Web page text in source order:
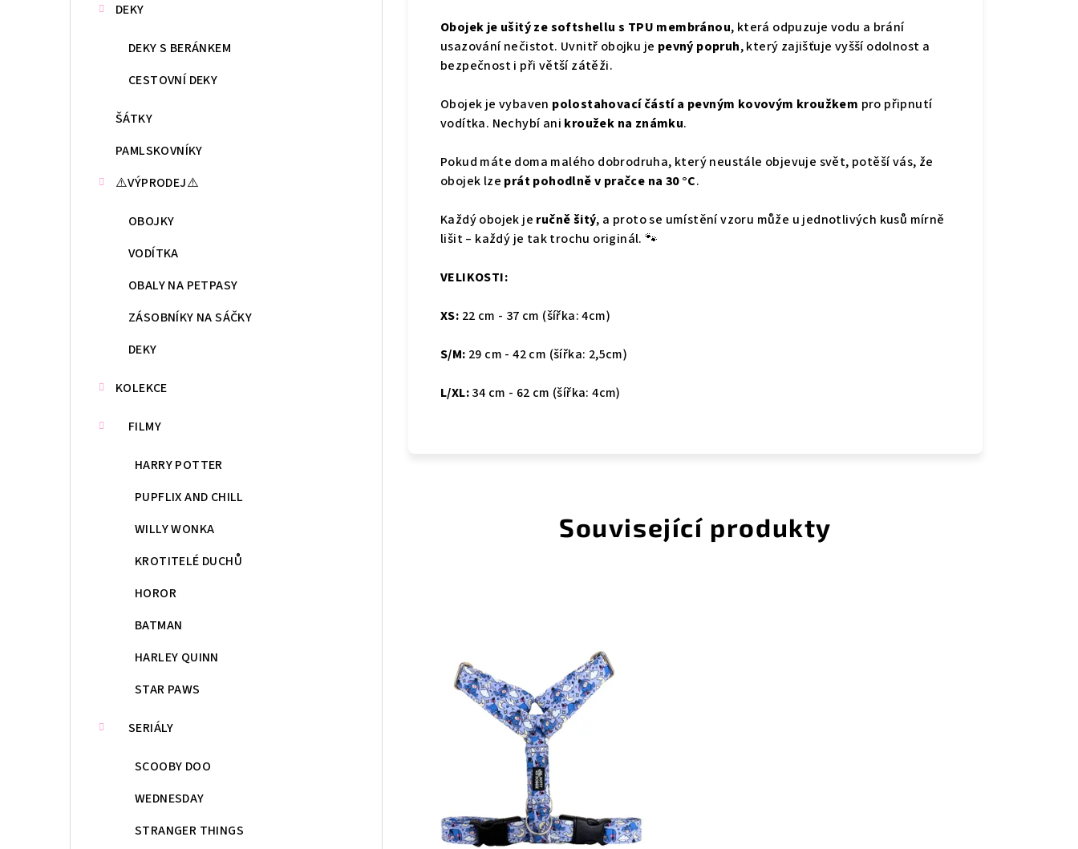
DEKY
DEKY S BERÁNKEM
CESTOVNÍ DEKY
ŠÁTKY
PAMLSKOVNÍKY
⚠️VÝPRODEJ⚠️
OBOJKY
VODÍTKA
OBALY NA PETPASY
ZÁSOBNÍKY NA SÁČKY
DEKY
KOLEKCE
FILMY
HARRY POTTER
PUPFLIX AND CHILL
WILLY WONKA
KROTITELÉ DUCHŮ
HOROR
BATMAN
HARLEY QUINN
STAR PAWS
SERIÁLY
SCOOBY DOO
WEDNESDAY
STRANGER THINGS
Obojek je ušitý ze softshellu s TPU membránou, která odpuzuje vodu a brání
usazování nečistot. Uvnitř obojku je pevný popruh, který zajišťuje vyšší odolnost a
bezpečnost i při větší zátěži.
Obojek je vybaven polostahovací částí a pevným kovovým kroužkem pro připnutí
vodítka. Nechybí ani kroužek na známku.
Pokud máte doma malého dobrodruha, který neustále objevuje svět, potěší vás, že
obojek lze prát pohodlně v pračce na 30 °C.
Každý obojek je ručně šitý, a proto se umístění vzoru může u jednotlivých kusů mírně
lišit – každý je tak trochu originál. 🐾
VELIKOSTI:
XS: 22 cm - 37 cm (šířka: 4cm)
S/M: 29 cm - 42 cm (šířka: 2,5cm)
L/XL:34 cm - 62 cm (šířka: 4cm)
Související produkty